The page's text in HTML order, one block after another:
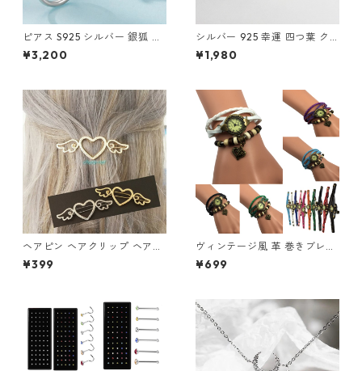
ピアス S925 シルバー 銀狐 狐
キツネ フックピアス Silver ア
クセサリー
¥3,200
シルバー 925 幸運 四つ葉 ク
ローバー リング フリーサイズ
幸運のお守り
¥1,980
ヘアピン ヘアクリップ ヘアア
クセサリー オープンハート 天
使の羽根 ハート フレームピン
¥399
ヴィンテージ風 革 巻きブレス
レット 腕時計 レディース チャ
ーム付き アンティーク調 ハー
¥699